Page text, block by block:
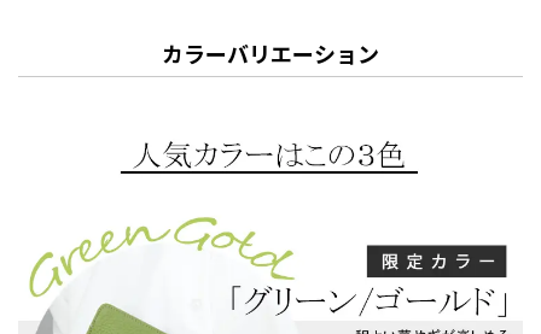
カラーバリエーション